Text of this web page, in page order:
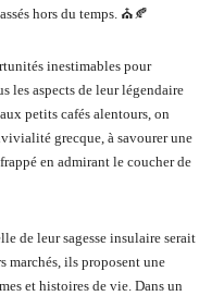
hors du temps. ⛪🍂
inestimables pour
les aspects de leur légendaire
petits cafés alentours, on
grecque, à savourer une
en admirant le coucher de
de leur sagesse insulaire serait
marchés, ils proposent une
et histoires de vie. Dans un